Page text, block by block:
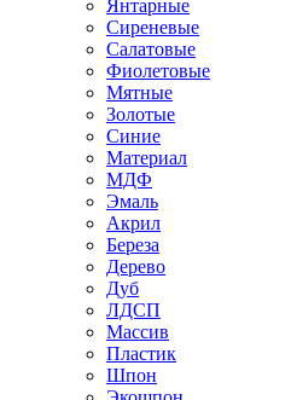
Янтарные
Сиреневые
Салатовые
Фиолетовые
Мятные
Золотые
Синие
Материал
МДФ
Эмаль
Акрил
Береза
Дерево
Дуб
ЛДСП
Массив
Пластик
Шпон